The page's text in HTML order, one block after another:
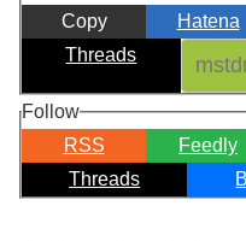
Copy
Hatena
Threads
Follow
RSS
Feedly
Threads